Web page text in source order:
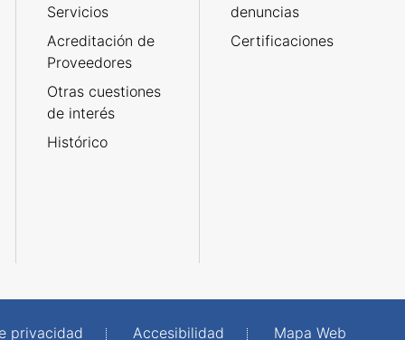
Servicios
Acreditación de
Proveedores
Otras cuestiones
de interés
Histórico
denuncias
Certificaciones
privacidad Accesibilidad Mapa Web